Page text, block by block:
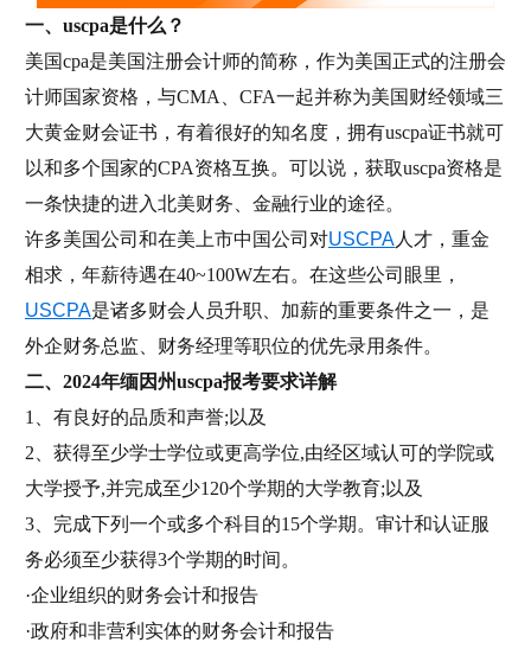
一、uscpa是什么？
美国cpa是美国注册会计师的简称，作为美国正式的注册会
计师国家资格，与CMA、CFA一起并称为美国财经领域三
大黄金财会证书，有着很好的知名度，拥有uscpa证书就可
以和多个国家的CPA资格互换。可以说，获取uscpa资格是
一条快捷的进入北美财务、金融行业的途径。
许多美国公司和在美上市中国公司对USCPA人才，重金
相求，年薪待遇在40~100W左右。在这些公司眼里，
USCPA是诸多财会人员升职、加薪的重要条件之一，是
外企财务总监、财务经理等职位的优先录用条件。
二、2024年缅因州uscpa报考要求详解
1、有良好的品质和声誉;以及
2、获得至少学士学位或更高学位,由经区域认可的学院或
大学授予,并完成至少120个学期的大学教育;以及
3、完成下列一个或多个科目的15个学期。审计和认证服
务必须至少获得3个学期的时间。
·企业组织的财务会计和报告
·政府和非营利实体的财务会计和报告